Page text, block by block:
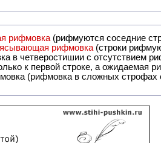
рифмовка (рифмуются соседние
рифмовка (строки
в четверостишии с отсутствием
к первой строке, а ожидаемая